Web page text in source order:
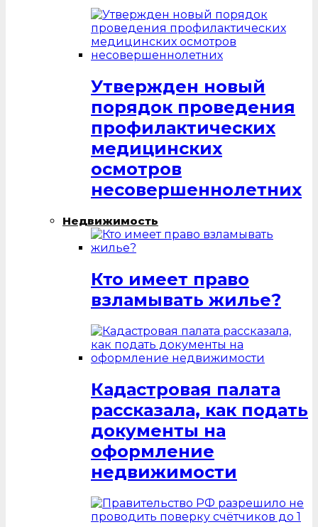
Утвержден новый
порядок проведения
профилактических
медицинских
осмотров
несовершеннолетних
Недвижимость
Кто имеет право
взламывать жилье?
Кадастровая палата
рассказала, как подать
документы на
оформление
недвижимости